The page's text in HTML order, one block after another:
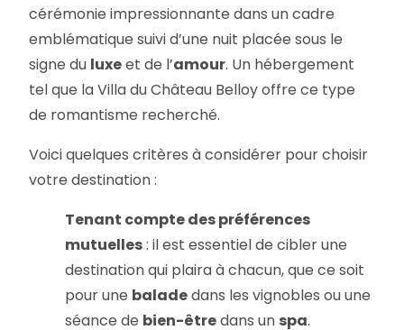
cérémonie impressionnante dans un cadre
emblématique suivi d’une nuit placée sous le
signe du luxeet de l’amour. Un hébergement
tel que la Villa du Château Belloy offre ce type
de romantisme recherché.
Voici quelques critères à considérer pour choisir
votre destination :
Tenant compte des préférences
mutuelles: il est essentiel de cibler une
destination qui plaira à chacun, que ce soit
pour une baladedans les vignobles ou une
séance de bien-êtredans un spa.